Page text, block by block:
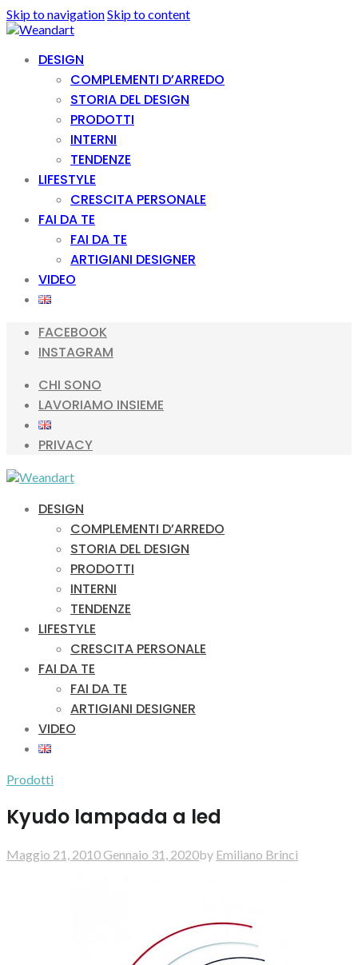
Skip to navigationSkip to content
DESIGN
COMPLEMENTI D’ARREDO
STORIA DEL DESIGN
PRODOTTI
INTERNI
TENDENZE
LIFESTYLE
CRESCITA PERSONALE
FAI DA TE
FAI DA TE
ARTIGIANI DESIGNER
VIDEO
FACEBOOK
INSTAGRAM
CHI SONO
LAVORIAMO INSIEME
PRIVACY
DESIGN
COMPLEMENTI D’ARREDO
STORIA DEL DESIGN
PRODOTTI
INTERNI
TENDENZE
LIFESTYLE
CRESCITA PERSONALE
FAI DA TE
FAI DA TE
ARTIGIANI DESIGNER
VIDEO
Prodotti
Kyudo lampada a led
Maggio 21, 2010Gennaio 31, 2020by Emiliano Brinci